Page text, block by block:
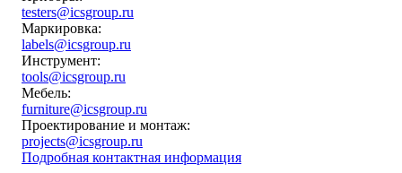
testers@icsgroup.ru
Маркировка:
labels@icsgroup.ru
Инструмент:
tools@icsgroup.ru
Мебель:
furniture@icsgroup.ru
Проектирование и монтаж:
projects@icsgroup.ru
Подробная контактная информация